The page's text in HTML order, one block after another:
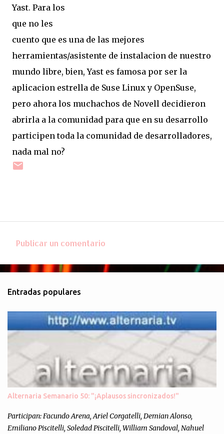
Yast. Para los
que no les
cuento que es una de las mejores
herramientas/asistente de instalacion de nuestro
mundo libre, bien, Yast es famosa por ser la
aplicacion estrella de Suse Linux y OpenSuse,
pero ahora los muchachos de Novell decidieron
abrirla a la comunidad para que en su desarrollo
participen toda la comunidad de desarrolladores,
nada mal no?
o
e
n
t
o
s
Publicar un comentario
Entradas populares
Alternaria Semanario 50: "¡Aplausos sincronizados!"
Participan: Facundo Arena, Ariel Corgatelli, Demian Alonso,
Emiliano Piscitelli, Soledad Piscitelli, William Sandoval, Nahuel